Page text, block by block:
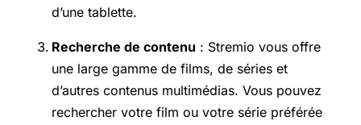
d’une tablette.
Recherche de contenu : Stremio vous offre
une large gamme de films, de séries et
d’autres contenus multimédias. Vous pouvez
rechercher votre film ou votre série préférée